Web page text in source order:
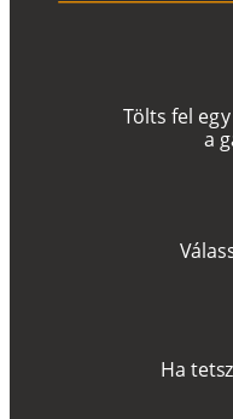
Tölts fel egy
a g
Vála
Ha tetsz